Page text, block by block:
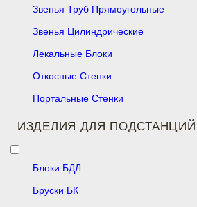
Звенья Труб Прямоугольные
Звенья Цилиндрические
Лекальные Блоки
Откосные Стенки
Портальные Стенки
ИЗДЕЛИЯ ДЛЯ ПОДСТАНЦИЙ
Блоки БДЛ
Бруски БК